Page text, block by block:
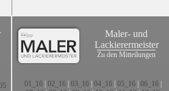
Maler- und
Lackierermeister
Zu den Mitteilungen
01_16| 02_16| 03_16| 04_16| 05_16| 06_16|